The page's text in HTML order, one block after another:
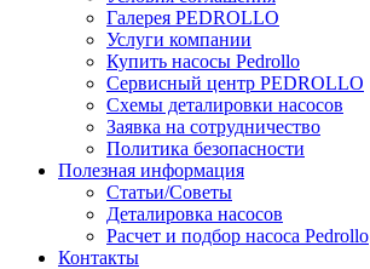
Галерея PEDROLLO
Услуги компании
Купить насосы Pedrollo
Сервисный центр PEDROLLO
Схемы деталировки насосов
Заявка на сотрудничество
Политика безопасности
Полезная информация
Статьи/Советы
Деталировка насосов
Расчет и подбор насоса Pedrollo
Контакты